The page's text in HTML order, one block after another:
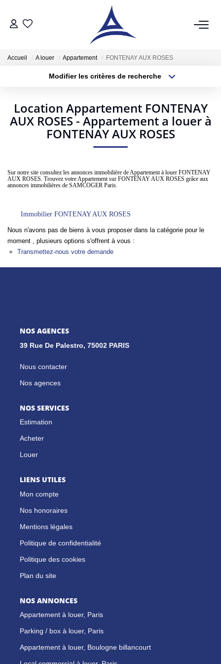
VENTES
Acheter
Vendre
Estimer
LOCATIONS
Nos Offres En Location Du Moment
GESTION LOCATIVE
Accueil A louer Appartement FONTENAY AUX ROSES
Modifier les critères de recherche
Surface min Budget max
Plus de critères Créer une alerte
Location Appartement FONTENAY
AUX ROSES - Appartement a louer à
FONTENAY AUX ROSES
Sur notre site consultez les annonces immobilière de Appartement à louer FONTENAY
AUX ROSES. Trouvez votre Appartement sur FONTENAY AUX ROSES grâce aux
annonces immobilières de SAMCOGER Paris.
Immobilier FONTENAY AUX ROSES
Nous n'avons pas de biens à vous proposer dans la catégorie pour le
moment , plusieurs options s'offrent à vous :
Transmettez-nous votre demande
NOS AGENCES
39 Rue De Palestro, 75002 PARIS
Nous contacter
Nos agences
NOS SERVICES
Estimation
Acheter
Louer
LIENS UTILES
Mon compte
Nos honoraires
Mentions légales
Politique de confidentialité
Politique des cookies
Plan du site
NOS ANNONCES
Appartement à louer, Paris
Parking / box à louer, Paris
Appartement à louer, Boulogne billancourt